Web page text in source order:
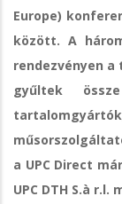
Europe)
között. A
rendezvényen
gyűltek
a UPC Direct
UPC DTH S.à